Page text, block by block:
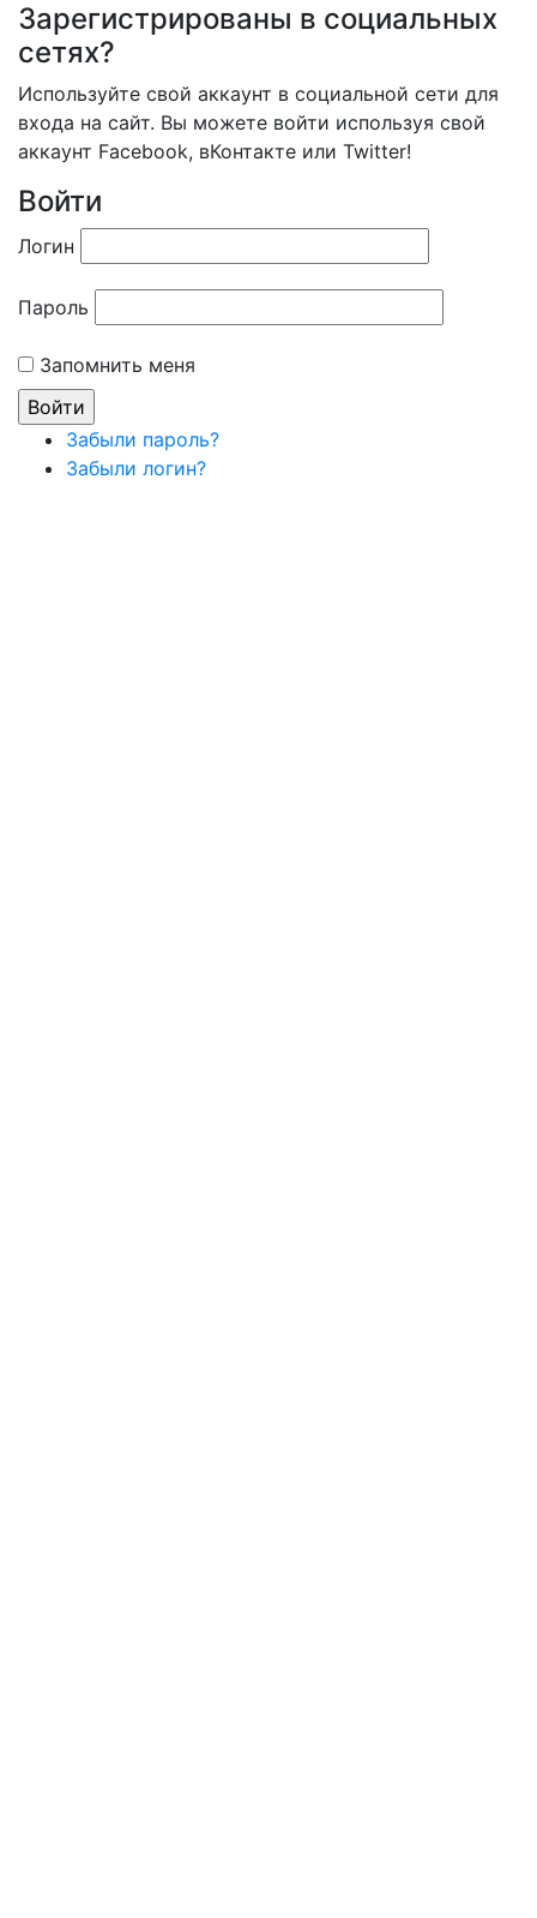
Зарегистрированы в социальных
сетях?
Используйте свой аккаунт в социальной сети для
входа на сайт. Вы можете войти используя свой
аккаунт Facebook, вКонтакте или Twitter!
Войти
Логин
Пароль
Запомнить меня
Забыли пароль?
Забыли логин?